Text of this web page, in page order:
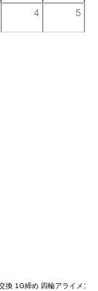
4 5
換 1G締め 四輪アライメン